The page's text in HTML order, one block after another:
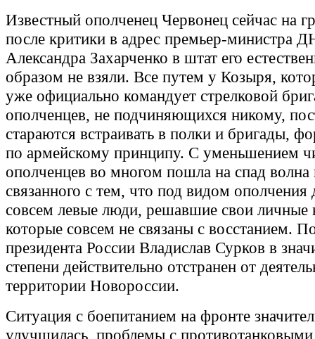
Известный ополченец Червонец сейчас на
после критики в адрес премьер-министра
Александра Захарченко в штат его
образом не взяли. Все путем у Козыря,
уже официально командует стрелковой
ополченцев, не подчиняющихся никому,
стараются встраивать в полки и бригады,
по армейскому принципу. С уменьшением
ополченцев во многом пошла на спад волна
связанного с тем, что под видом ополчения
совсем левые люди, решавшие свои личные
которые совсем не связаны с восстанием.
президента России Владислав Сурков в
степени действительно отстранен от
территории Новороссии.
Ситуация с боепитанием на фронте
улучшилась, проблемы с